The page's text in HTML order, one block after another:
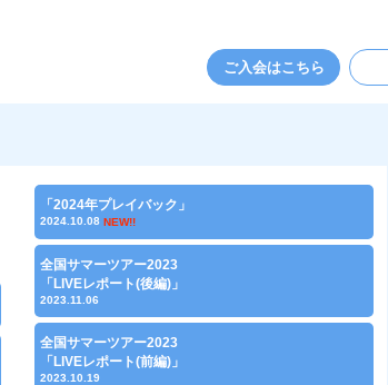
ご入会はこちら
「2024年プレイバック」
2024.10.08 NEW!!
全国サマーツアー2023
「LIVEレポート(後編)」
2023.11.06
全国サマーツアー2023
「LIVEレポート(前編)」
2023.10.19